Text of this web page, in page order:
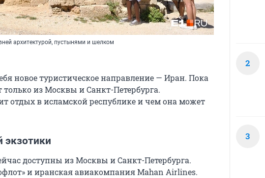
архитектурой, пустынями и шелком
новое туристическое направление — Иран. Пока
из Москвы и Санкт-Петербурга.
отдых в исламской республике и чем она может
экзотики
доступны из Москвы и Санкт-Петербурга.
и иранская авиакомпания Mahan Airlines.
2
3